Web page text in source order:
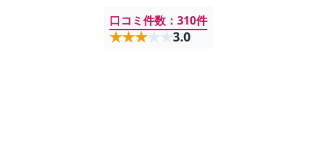
口コミ件数： 310件
★★★★★
★★★★★ 3.0